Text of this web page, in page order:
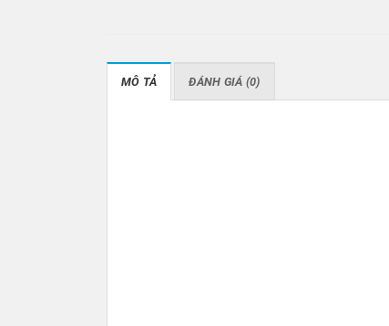
MÔ TẢ ĐÁNH GIÁ (0)